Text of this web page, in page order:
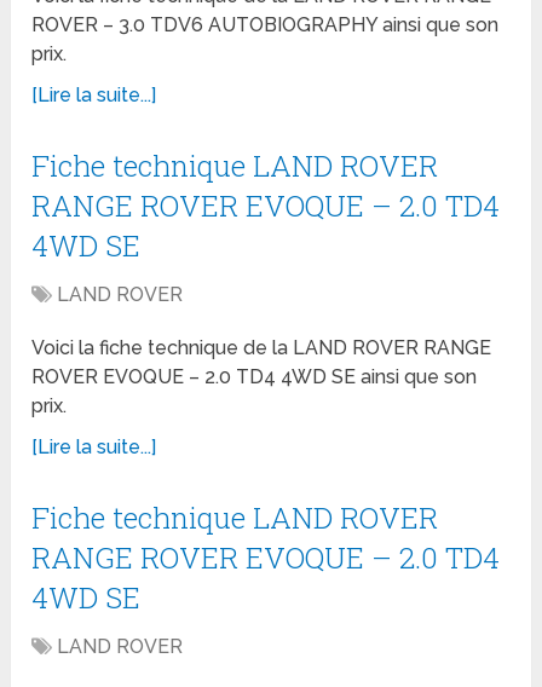
ROVER – 3.0 TDV6 AUTOBIOGRAPHY ainsi que son
prix.
[Lire la suite...]
Fiche technique LAND ROVER
RANGE ROVER EVOQUE – 2.0 TD4
4WD SE
LAND ROVER
Voici la fiche technique de la LAND ROVER RANGE
ROVER EVOQUE – 2.0 TD4 4WD SE ainsi que son
prix.
[Lire la suite...]
Fiche technique LAND ROVER
RANGE ROVER EVOQUE – 2.0 TD4
4WD SE
LAND ROVER